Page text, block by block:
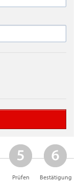
Prüfen Bestätigung